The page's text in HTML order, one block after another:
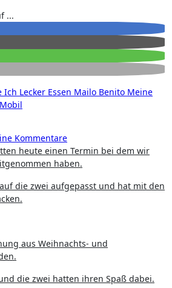
...
Ich Lecker Essen Mailo Benito Meine
Mobil
Kommentare
haben.
die zwei aufgepasst und hat mit den
aus Weihnachts- und
die zwei hatten ihren Spaß dabei.